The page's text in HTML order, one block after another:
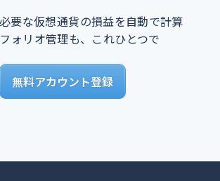
要な仮想通貨の損益を自動で計算
ォリオ管理も、これひとつで
無料アカウント登録